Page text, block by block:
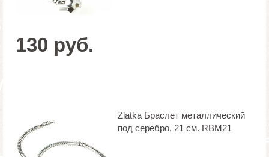
130 руб.
Zlatka Браслет металлический
под серебро, 21 см. RBM21